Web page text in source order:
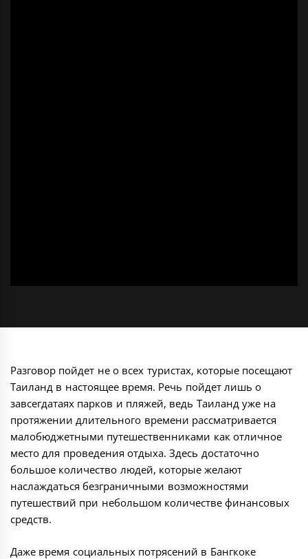
Разговор пойдет не о всех туристах, которые посещают
Таиланд в настоящее время. Речь пойдет лишь о
завсегдатаях парков и пляжей, ведь Таиланд уже на
протяжении длительного времени рассматривается
малобюджетными путешественниками как отличное
место для проведения отдыха. Здесь достаточно
большое количество людей, которые желают
наслаждаться безграничными возможностями
путешествий при небольшом количестве финансовых
средств.
Даже время социальных потрясений в Бангкоке